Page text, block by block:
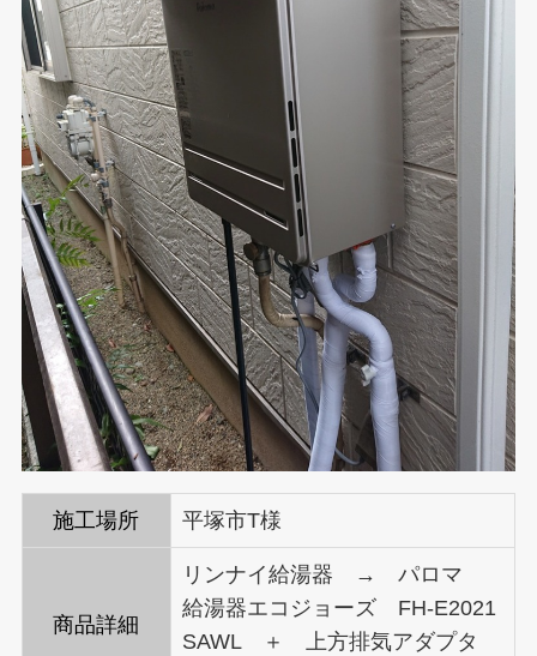
施工場所 平塚市T様
商品詳細
リンナイ給湯器 → パロマ
給湯器エコジョーズ FH-E2021
SAWL ＋ 上方排気アダプタ